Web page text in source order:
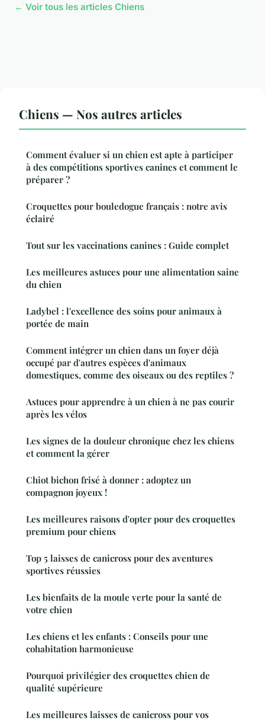
← Voir tous les articles Chiens
Chiens — Nos autres articles
Comment évaluer si un chien est apte à participer
à des compétitions sportives canines et comment le
préparer ?
Croquettes pour bouledogue français : notre avis
éclairé
Tout sur les vaccinations canines : Guide complet
Les meilleures astuces pour une alimentation saine
du chien
Ladybel : l'excellence des soins pour animaux à
portée de main
Comment intégrer un chien dans un foyer déjà
occupé par d'autres espèces d'animaux
domestiques, comme des oiseaux ou des reptiles ?
Astuces pour apprendre à un chien à ne pas courir
après les vélos
Les signes de la douleur chronique chez les chiens
et comment la gérer
Chiot bichon frisé à donner : adoptez un
compagnon joyeux !
Les meilleures raisons d'opter pour des croquettes
premium pour chiens
Top 5 laisses de canicross pour des aventures
sportives réussies
Les bienfaits de la moule verte pour la santé de
votre chien
Les chiens et les enfants : Conseils pour une
cohabitation harmonieuse
Pourquoi privilégier des croquettes chien de
qualité supérieure
Les meilleures laisses de canicross pour vos